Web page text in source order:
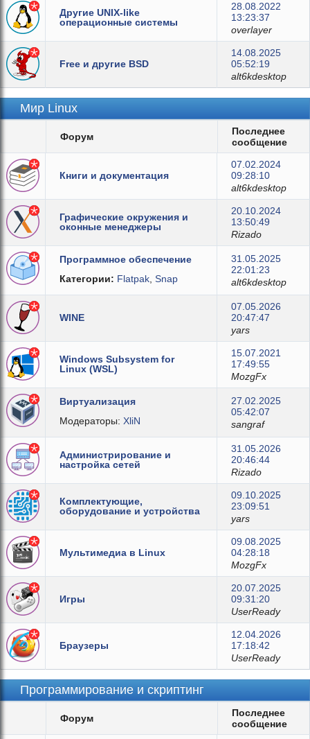
Другие UNIX-like
операционные системы
28.08.2022
13:23:37
overlayer
Free и другие BSD
14.08.2025
05:52:19
alt6kdesktop
Мир Linux
Форум
Последнее
сообщение
Книги и документация
07.02.2024
09:28:10
alt6kdesktop
Графические окружения и
оконные менеджеры
20.10.2024
13:50:49
Rizado
Программное обеспечение
Категории: Flatpak, Snap
31.05.2025
22:01:23
alt6kdesktop
WINE
07.05.2026
20:47:47
yars
Windows Subsystem for
Linux (WSL)
15.07.2021
17:49:55
MozgFx
Виртуализация
Модераторы: XliN
27.02.2025
05:42:07
sangraf
Администрирование и
настройка сетей
31.05.2026
20:46:44
Rizado
Комплектующие,
оборудование и устройства
09.10.2025
23:09:51
yars
Мультимедиа в Linux
09.08.2025
04:28:18
MozgFx
Игры
20.07.2025
09:31:20
UserReady
Браузеры
12.04.2026
17:18:42
UserReady
Программирование и скриптинг
Форум
Последнее
сообщение